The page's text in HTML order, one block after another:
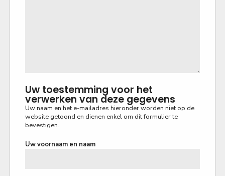
Uw toestemming voor het
verwerken van deze gegevens
Uw naam en het e-mailadres hieronder worden niet op de
website getoond en dienen enkel om dit formulier te
bevestigen.
Uw voornaam en naam